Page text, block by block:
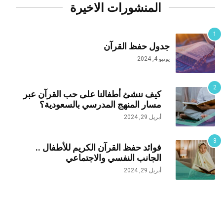
المنشورات الاخيرة
جدول حفظ القرآن
يونيو 4, 2024
كيف ننشئ أطفالنا على حب القرآن عبر
مسار المنهج المدرسي بالسعودية؟
أبريل 29, 2024
فوائد حفظ القرآن الكريم للأطفال ..
الجانب النفسي والاجتماعي
أبريل 29, 2024